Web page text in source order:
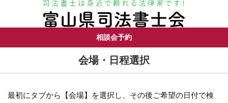
相談会予約
会場・日程選択
最初にタブから【会場】を選択し、その後ご希望の日付で検